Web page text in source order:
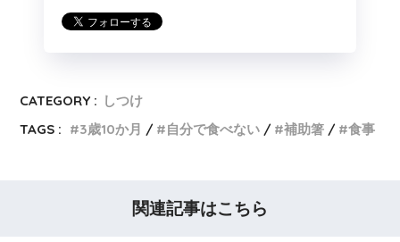
CATEGORY : しつけ
TAGS :
3歳10か月 自分で食べない 補助箸 食事
関連記事はこちら